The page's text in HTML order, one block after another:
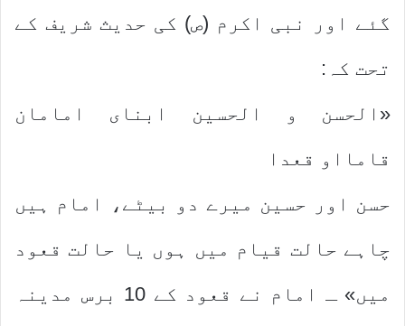
گئے اور نبی اکرم (ص) کی حدیث شریف کے
تحت کہ:
«الحسن و الحسين ابنای امامان
قامااو قعدا
حسن اور حسین میرے دو بیٹے، امام ہیں
چاہے حالت قیام میں ہوں یا حالت قعود
میں» ـ امام نے قعود کے 10 برس مدینہ